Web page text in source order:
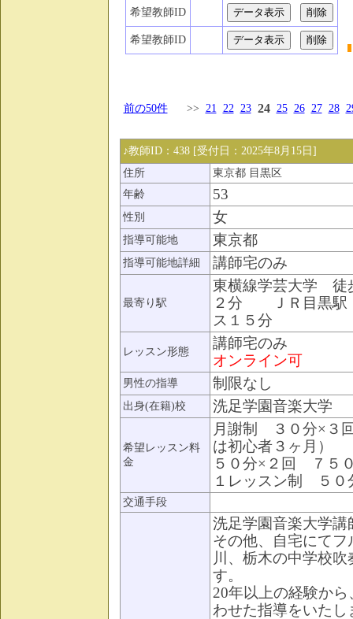
希望教師ID
希望教師ID
前の50件 >> 21 22 23 24 25 26 27 28
♪教師ID：438 [受付日：2025年8月15日]
住所
東京都 目黒区
年齢
53
性別 女
指導可能地 東京都
指導可能地詳細 講師宅のみ
最寄り駅
東横線学芸大学 徒
２分 ＪＲ目黒
ス１５分
レッスン形態
講師宅のみ
オンライン可
男性の指導 制限なし
出身(在籍)校 洗足学園音楽大学
希望レッスン料
金
月謝制 ３０分×３
は初心者３ヶ月）
５０分×２回 ７５
１レッスン制 ５
交通手段
洗足学園音楽大学講
その他、自宅にて
川、栃木の中学校
す。
20年以上の経験か
わせた指導をいたし